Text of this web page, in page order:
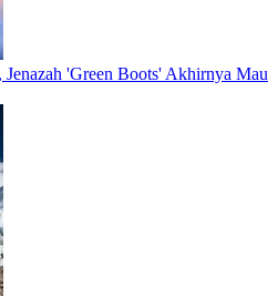
'Green Boots' Akhirnya Mau